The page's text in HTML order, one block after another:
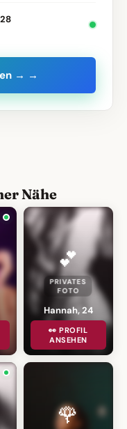
→ →
Nähe
💕
PRIVATES
FOTO
Hannah, 24
👀 PROFIL
ANSEHEN
🌹